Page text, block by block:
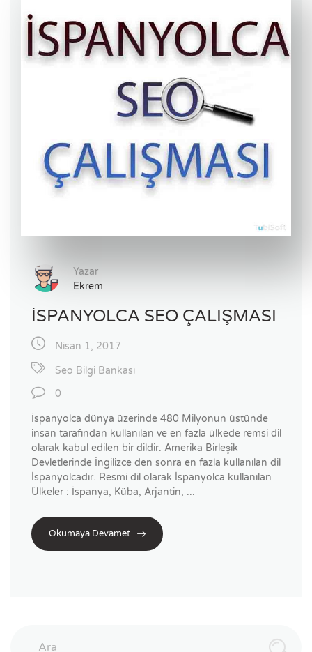
Yazar
Ekrem
İSPANYOLCA SEO ÇALIŞMASI
Nisan 1, 2017
Seo Bilgi Bankası
0
İspanyolca dünya üzerinde 480 Milyonun üstünde
insan tarafından kullanılan ve en fazla ülkede remsi dil
olarak kabul edilen bir dildir. Amerika Birleşik
Devletlerinde İngilizce den sonra en fazla kullanılan dil
İspanyolcadır. Resmi dil olarak İspanyolca kullanılan
Ülkeler : İspanya, Küba, Arjantin, ...
Okumaya Devamet